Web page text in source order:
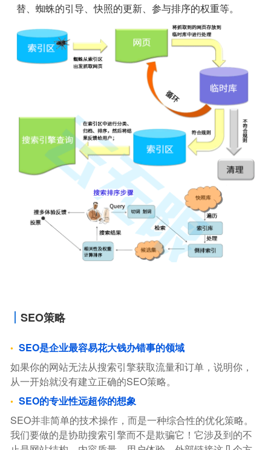
替、蜘蛛的引导、快照的更新、参与排序的权重等。
SEO策略
SEO是企业最容易花大钱办错事的领域
如果你的网站无法从搜索引擎获取流量和订单，说明你，
从一开始就没有建立正确的SEO策略。
SEO的专业性远超你的想象
SEO并非简单的技术操作，而是一种综合性的优化策略。
我们要做的是协助搜索引擎而不是欺骗它！它涉及到的不